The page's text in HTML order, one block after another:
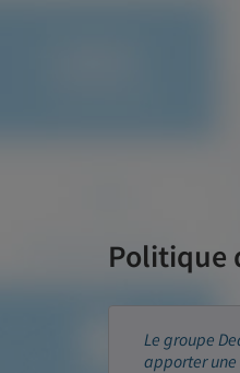
Politique
Le groupe
apporter